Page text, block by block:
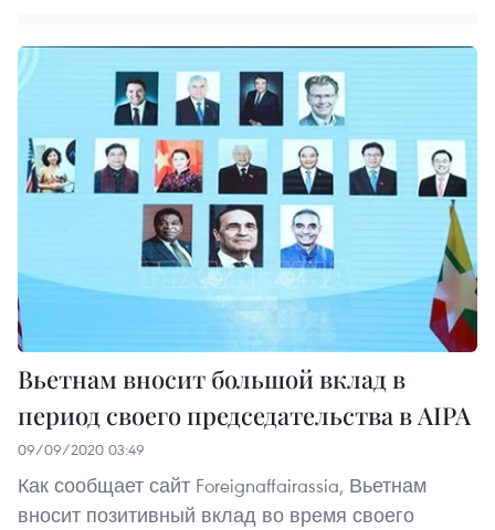
Вьетнам вносит большой вклад в
период своего председательства в AIPA
09/09/2020 03:49
Как сообщает сайт Foreignaffairassia, Вьетнам
вносит позитивный вклад во время своего